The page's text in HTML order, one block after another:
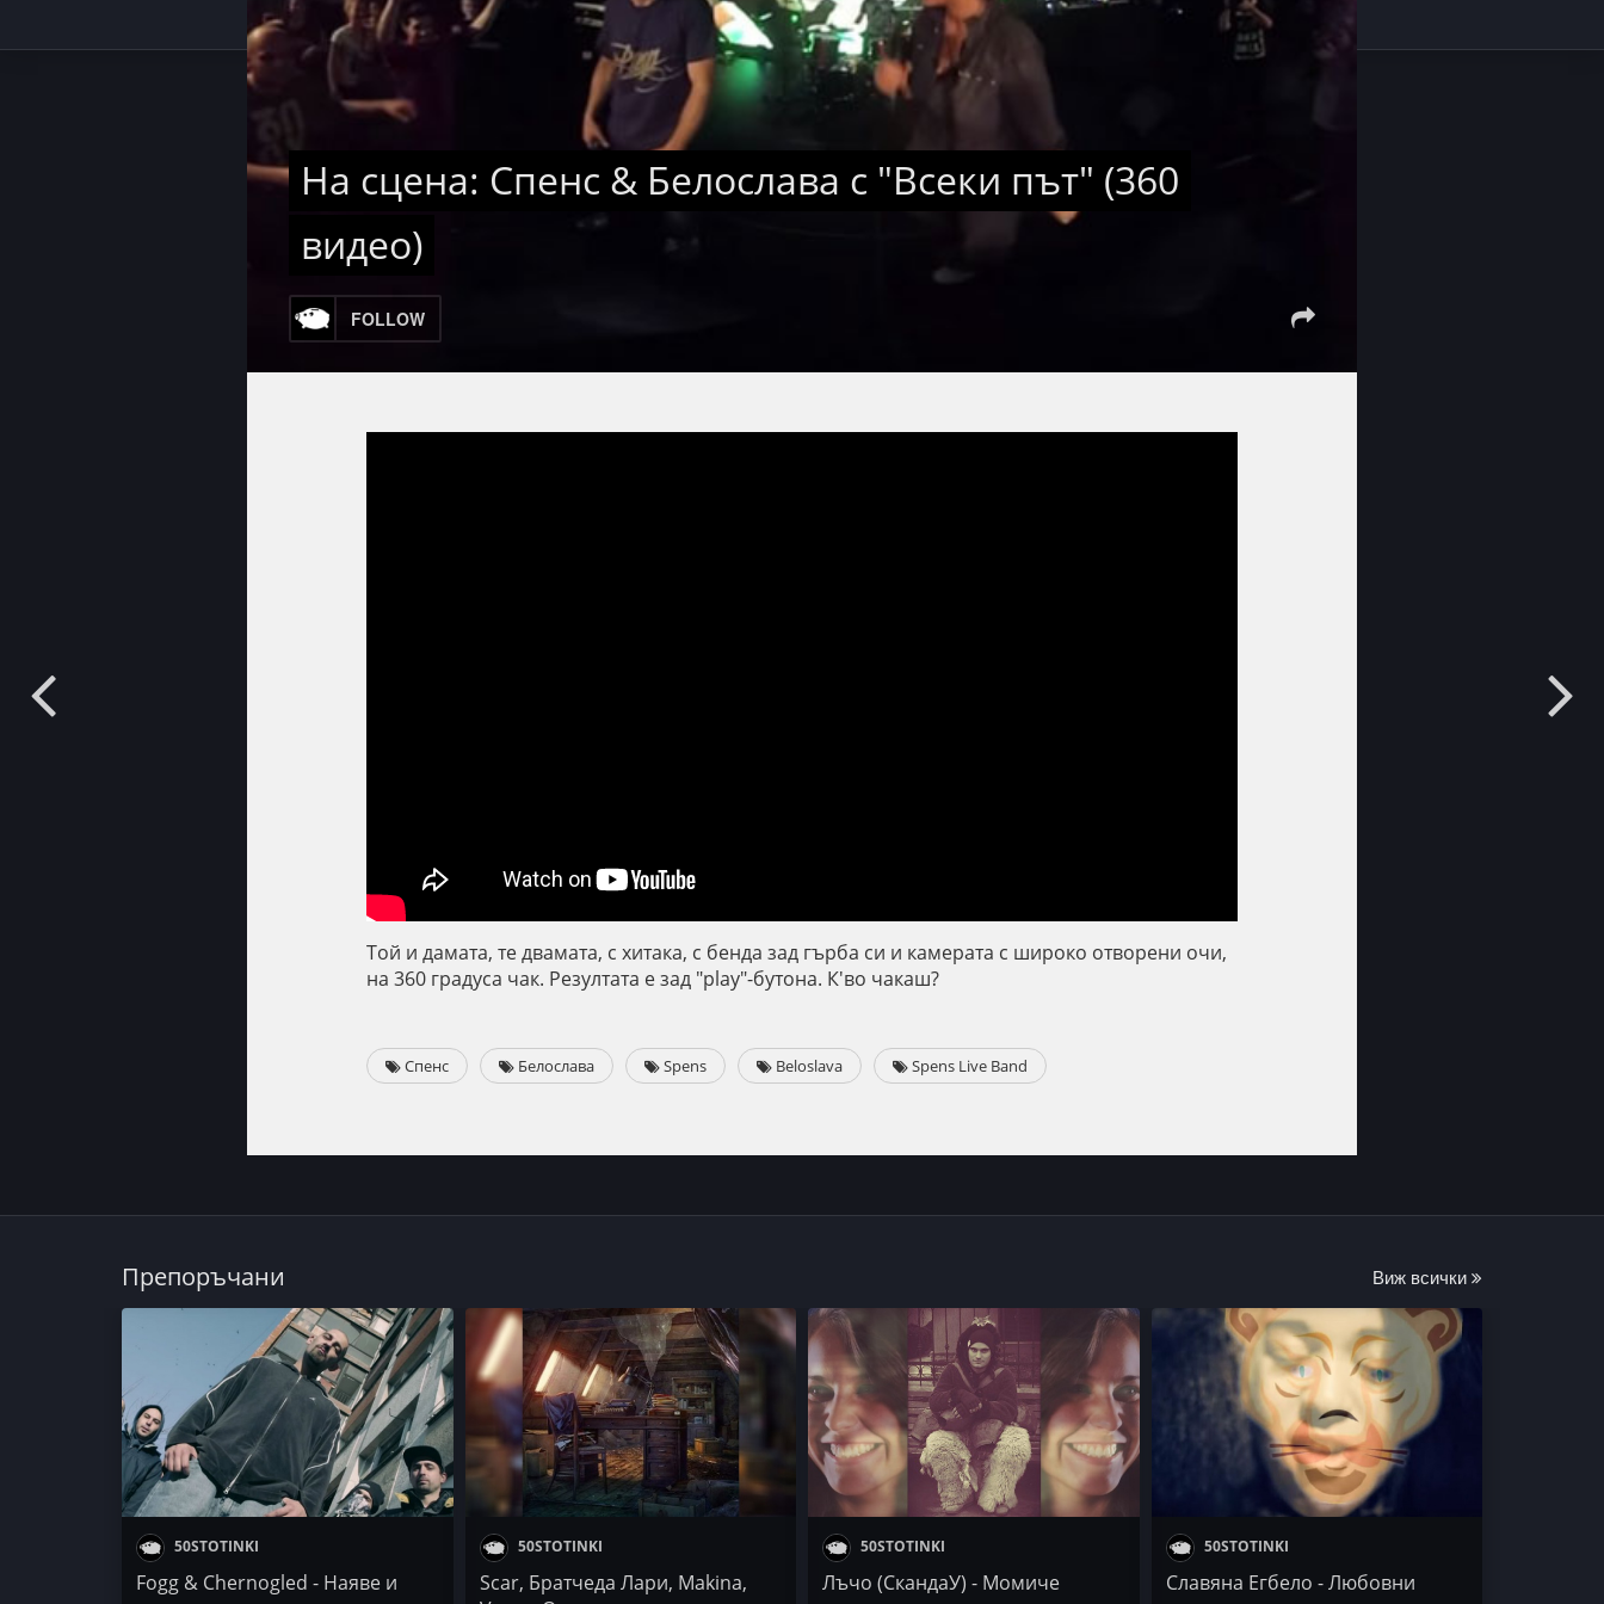
На сцена: Спенс & Белослава с "Всеки път" (360
видео)
FOLLOW
Той и дамата, те двамата, с хитака, с бенда зад гърба си и камерата с широко отворени очи,
на 360 градуса чак. Резултата е зад "play"-бутона. К'во чакаш?
Спенс Белослава Spens Beloslava Spens Live Band
Препоръчани Виж всички
50STOTINKI
Fogg & Chernogled - Наяве и
50STOTINKI
Scar, Братчеда Лари, Makina,
50STOTINKI
Лъчо (СкандаУ) - Момиче
50STOTINKI
Славяна Егбело - Любовни